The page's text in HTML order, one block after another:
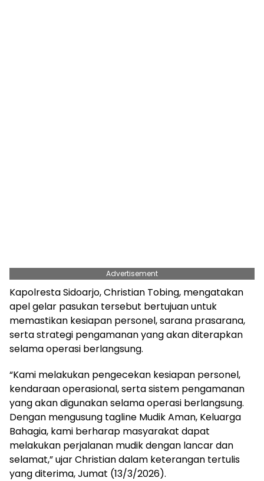
Advertisement
Kapolresta Sidoarjo, Christian Tobing, mengatakan
apel gelar pasukan tersebut bertujuan untuk
memastikan kesiapan personel, sarana prasarana,
serta strategi pengamanan yang akan diterapkan
selama operasi berlangsung.
“Kami melakukan pengecekan kesiapan personel,
kendaraan operasional, serta sistem pengamanan
yang akan digunakan selama operasi berlangsung.
Dengan mengusung tagline Mudik Aman, Keluarga
Bahagia, kami berharap masyarakat dapat
melakukan perjalanan mudik dengan lancar dan
selamat,” ujar Christian dalam keterangan tertulis
yang diterima, Jumat (13/3/2026).